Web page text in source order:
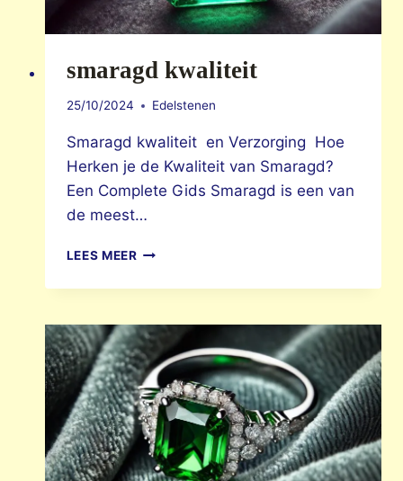
smaragd kwaliteit
25/10/2024 Edelstenen
Smaragd kwaliteit en Verzorging Hoe
Herken je de Kwaliteit van Smaragd?
Een Complete Gids Smaragd is een van
de meest…
LEES MEERSMARAGD